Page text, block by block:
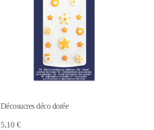
Décosucres déco dorée
5,10 €